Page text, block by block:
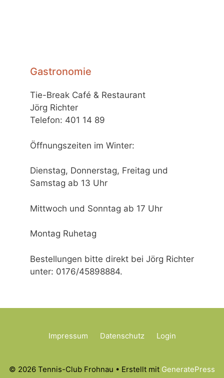
Gastronomie
Tie-Break Café & Restaurant
Jörg Richter
Telefon: 401 14 89
Öffnungszeiten im Winter:
Dienstag, Donnerstag, Freitag und
Samstag ab 13 Uhr
Mittwoch und Sonntag ab 17 Uhr
Montag Ruhetag
Bestellungen bitte direkt bei Jörg Richter
unter: 0176/45898884.
Impressum Datenschutz Login
© 2026 Tennis-Club Frohnau • Erstellt mit GeneratePress